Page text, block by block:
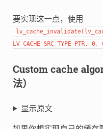
要实现这一点，使用
LV_CACHE_SRC_TYPE_PTR,
Custom cache
法）
显示原文